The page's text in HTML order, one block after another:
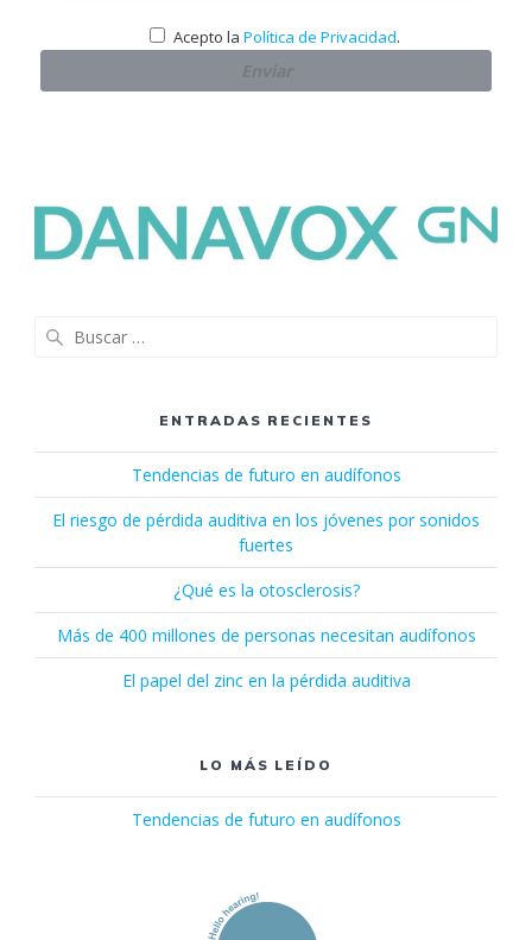
Acepto la Política de Privacidad.
ENTRADAS RECIENTES
Tendencias de futuro en audífonos
El riesgo de pérdida auditiva en los jóvenes por sonidos
fuertes
¿Qué es la otosclerosis?
Más de 400 millones de personas necesitan audífonos
El papel del zinc en la pérdida auditiva
LO MÁS LEÍDO
Tendencias de futuro en audífonos